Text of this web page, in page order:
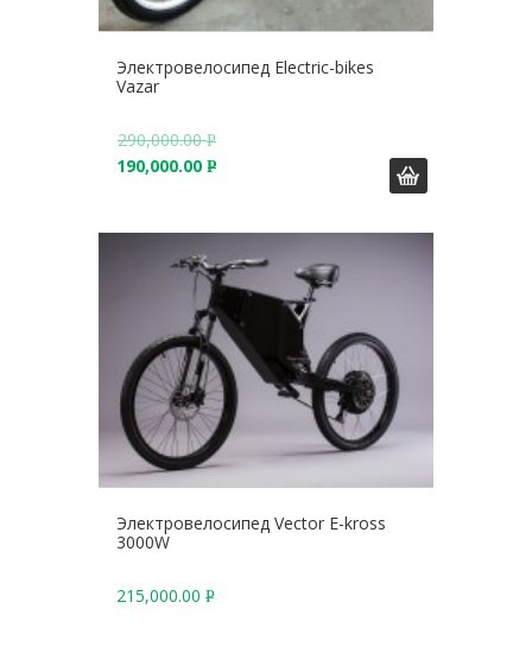
Электровелосипед Electric-bikes
Vazar
290,000.00Р
У
190,000.00 Р
Электровелосипед Vector E-kross
3000W
215,000.00 Р